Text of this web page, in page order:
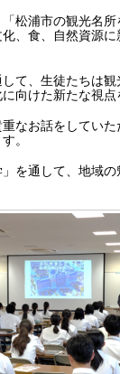
松浦市の観光名所
、食、自然資源
て、生徒たちは観
向けた新たな視点
なお話をしていた
。
を通して、地域の